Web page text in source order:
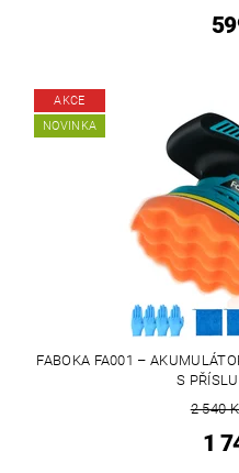
AKCE
NOVINKA
FABOKA FA001 –
S
2 540
1